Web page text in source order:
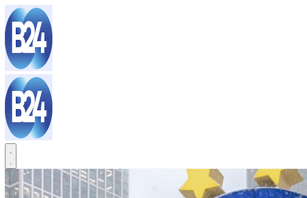
Sari
la
conținut